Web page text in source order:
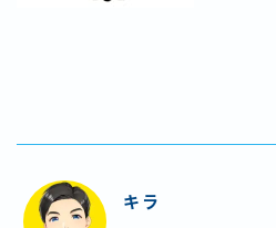
キラ